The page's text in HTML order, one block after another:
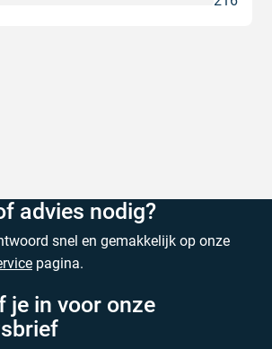
advies nodig?
snel en gemakkelijk op onze
pagina.
je in voor onze